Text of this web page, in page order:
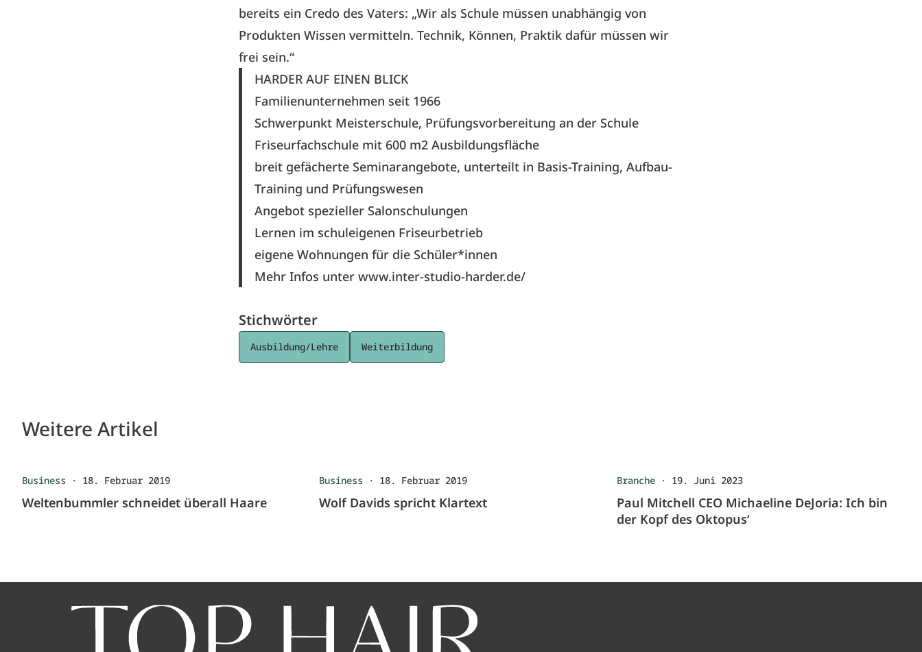
bereits ein Credo des Vaters: „Wir als Schule müssen unabhängig von
Produkten Wissen vermitteln. Technik, Können, Praktik dafür müssen wir
frei sein.“
HARDER AUF EINEN BLICK
Familienunternehmen seit 1966
Schwerpunkt Meisterschule, Prüfungsvorbereitung an der Schule
Friseurfachschule mit 600 m2 Ausbildungsfläche
breit gefächerte Seminarangebote, unterteilt in Basis-Training, Aufbau-
Training und Prüfungswesen
Angebot spezieller Salonschulungen
Lernen im schuleigenen Friseurbetrieb
eigene Wohnungen für die Schüler*innen
Mehr Infos unter www.inter-studio-harder.de/
Stichwörter
Ausbildung/Lehre Weiterbildung
Weitere Artikel
Business · 18. Februar 2019
Weltenbummler schneidet überall Haare
Business · 18. Februar 2019
Wolf Davids spricht Klartext
Branche· 19. Juni 2023
Paul Mitchell CEO Michaeline DeJoria: Ich bin
der Kopf des Oktopus‘